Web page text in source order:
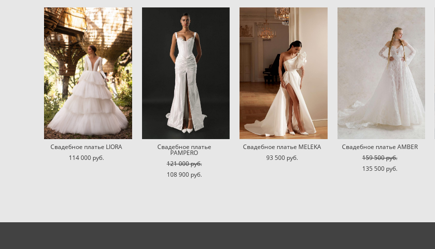
Свадебное платье LIORA
114 000 pуб.
Свадебное платье
PAMPERO
121 000 pуб.
108 900 pуб.
Свадебное платье MELEKA
93 500 pуб.
Свадебное платье AMBER
159 500 pуб.
135 500 pуб.